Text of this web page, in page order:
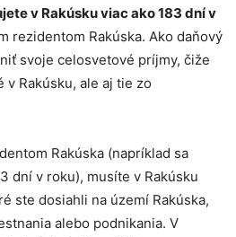
v Rakúsku viac ako 183 dní v
rezidentom Rakúska. Ako daňový
svoje celosvetové príjmy, čiže
Rakúsku, ale aj tie zo
Rakúska (napríklad sa
dní v roku), musíte v Rakúsku
ste dosiahli na území Rakúska,
alebo podnikania. V